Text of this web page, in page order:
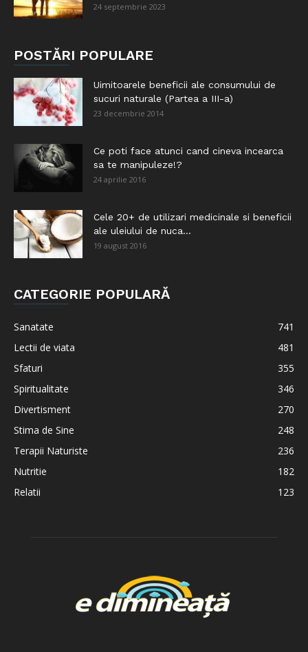
24 septembrie 2023
POSTĂRI POPULARE
Uimitoarele beneficii ale consumului de
sucuri naturale (Partea a III-a)
23 decembrie 2014
Ce poti face atunci cand cineva incearca
sa te manipuleze!?
24 aprilie 2016
Cele 20+ de utilizari medicinale si beneficii
ale uleiului de nuca...
19 august 2016
CATEGORIE POPULARĂ
Sanatate
741
Lectii de viata
481
Sfaturi
355
Spiritualitate
346
Divertisment
270
Stima de Sine
248
Terapii Naturiste
236
Nutritie
182
Relatii
123